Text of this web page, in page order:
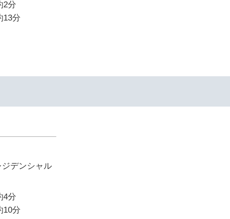
2分
13分
デンシャル
4分
10分